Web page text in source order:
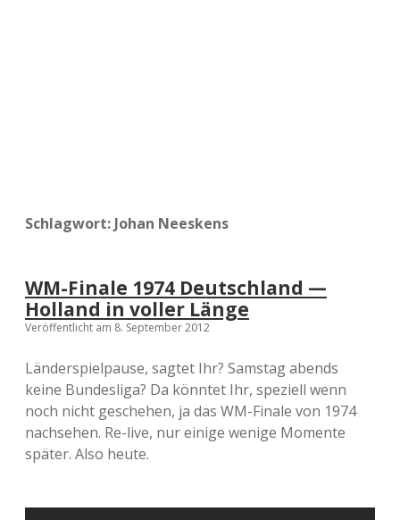
Schlagwort: Johan Neeskens
WM-Finale 1974 Deutschland —
Holland in voller Länge
Veröffentlicht am 8. September 2012
Länderspielpause, sagtet Ihr? Samstag abends
keine Bundesliga? Da könntet Ihr, speziell wenn
noch nicht geschehen, ja das WM-Finale von 1974
nachsehen. Re-live, nur einige wenige Momente
später. Also heute.